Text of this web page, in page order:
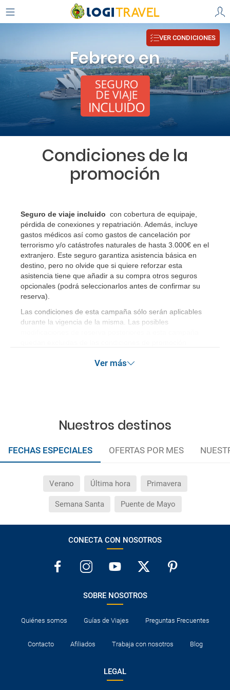
Febrero en
VER CONDICIONES
Condiciones de la
promoción
Seguro de viaje incluido con cobertura de equipaje,
pérdida de conexiones y repatriación. Además, incluye
gastos médicos así como gastos de cancelación por
terrorismo y/o catástrofes naturales de hasta 3.000€ en el
extranjero. Este seguro garantiza asistencia básica en
destino, pero no olvide que si quiere reforzar esta
asistencia tiene que añadir a su compra otros seguros
opcionales (podrá seleccionarlos antes de confirmar su
reserva)
Las condiciones de esta campaña sólo serán aplicables
durante la vigencia de la misma. Las posibles
Ver más
Nuestros destinos
FECHAS ESPECIALES OFERTAS POR MES
Verano Última hora Primavera
Semana Santa Puente de Mayo
CONECTA CON NOSOTROS
SOBRE NOSOTROS
Quiénes somos Guías de Viajes Preguntas Frecuentes
Contacto Afiliados Trabaja con nosotros Blog
LEGAL